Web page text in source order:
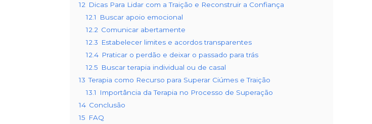
12 Dicas Para Lidar com a Traição e Reconstruir a Confiança
12.1
Buscar apoio emocional
12.2 Comunicar abertamente
12.3 Estabelecer limites e acordos transparentes
12.4 Praticar o perdão e deixar o passado para trás
12.5 Buscar terapia individual ou de casal
13 Terapia como Recurso para Superar Ciúmes e Traição
13.1
Importância da Terapia no Processo de Superação
14 Conclusão
15 FAQ